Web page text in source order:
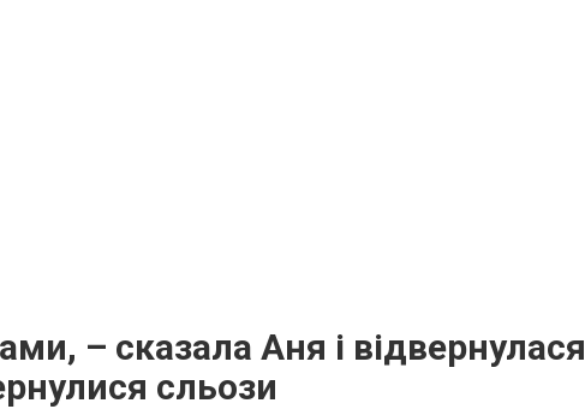
– сказала Аня і відвернулася
сльози